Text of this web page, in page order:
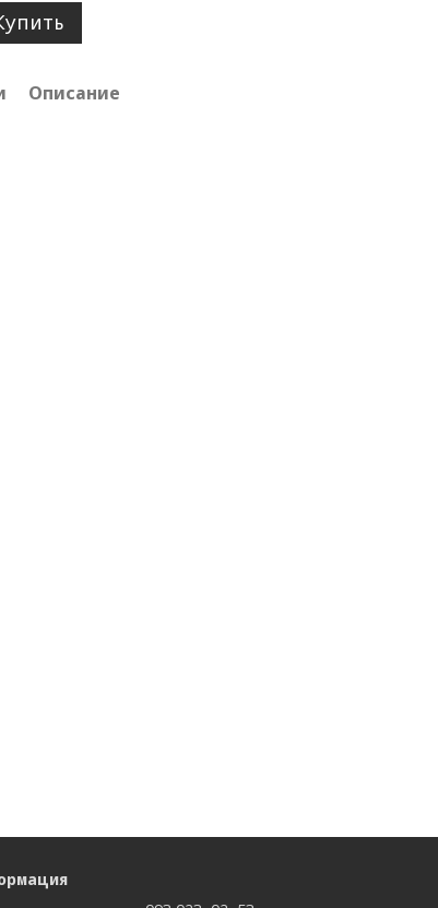
Описание